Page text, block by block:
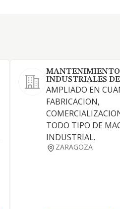
INDUSTRIALES
AMPLIADO EN
FABRICACION,
TODO TIPO DE
INDUSTRIAL.
ZARAGOZA